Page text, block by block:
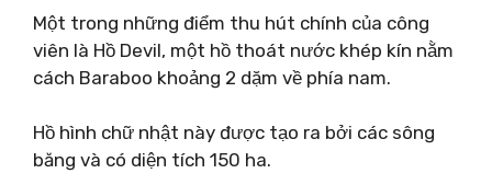
Một trong những điểm thu hút chính của công
viên là Hồ Devil, một hồ thoát nước khép kín nằm
cách Baraboo khoảng 2 dặm về phía nam.
Hồ hình chữ nhật này được tạo ra bởi các sông
băng và có diện tích 150 ha.